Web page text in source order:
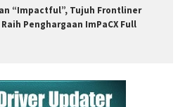
“Impactful”, Tujuh Frontliner
Penghargaan ImPaCX Full